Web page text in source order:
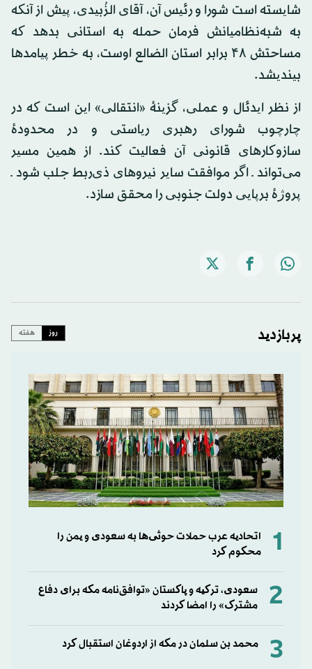
شایسته است شورا و رئیس آن، آقای الزُبیدی، پیش از آنکه
به شبه‌نظامیانش فرمان حمله به استانی بدهد که
مساحتش ۴۸ برابر استان الضالع اوست، به خطر پیامدها
بیندیشد.
از نظر ایدئال و عملی، گزینهٔ «انتقالی» این است که در
چارچوب شورای رهبری ریاستی و در محدودهٔ
سازوکارهای قانونی آن فعالیت کند. از همین مسیر
می‌تواند ـ اگر موافقت سایر نیروهای ذی‌ربط جلب شود ـ
پروژهٔ برپایی دولت جنوبی را محقق سازد.
پربازدید روز هفته
1
اتحادیه عرب حملات حوثی‌ها به سعودی و یمن را
محکوم کرد
2
سعودی، ترکیه و پاکستان «توافق‌نامه مکه برای دفاع
مشترک» را امضا کردند
3 محمد بن سلمان در مکه از اردوغان استقبال کرد